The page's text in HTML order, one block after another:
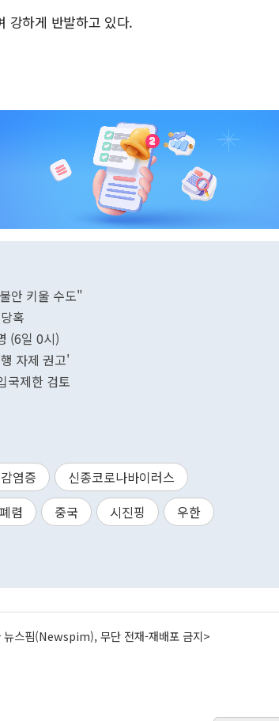
강하게 반발하고 있다.
안 키울 수도"
혹
(6일 0시)
자제 권고'
국제한 검토
염증
신종코로나바이러스
렴 중국 시진핑
우한
뉴스핌(Newspim), 무단 전재-재배포 금지>